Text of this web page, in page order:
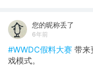
您的昵称丢了
6年前
#WWDC假料大赛 带来
戏模式。